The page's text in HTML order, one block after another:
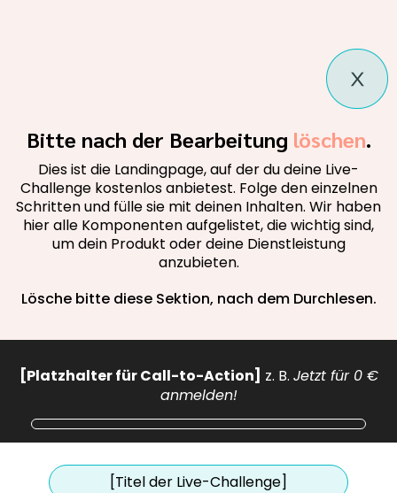
Bitte nach der Bearbeitung löschen.
Dies ist die Landingpage, auf der du deine Live-
Challenge kostenlos anbietest. Folge den einzelnen
Schritten und fülle sie mit deinen Inhalten. Wir haben
hier alle Komponenten aufgelistet, die wichtig sind,
um dein Produkt oder deine Dienstleistung
anzubieten.
Lösche bitte diese Sektion, nach dem Durchlesen.
[Platzhalter für Call-to-Action] z. B. Jetzt für 0 €
anmelden!
[Titel der Live-Challenge]